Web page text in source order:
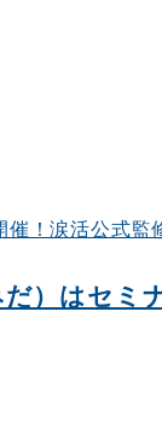
）はセミ